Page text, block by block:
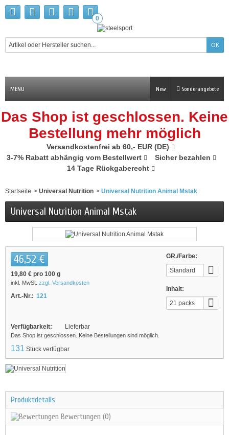
0
MENU Sonderangebote
New
Das Shop ist geschlossen. Keine
Bestellung mehr möglich
Versandkostenfrei ab 60,- EUR (DE)
3-7% Rabatt abhängig vom Bestellwert
Sicher bezahlen
14 Tage Rückgaberecht
Startseite > Universal Nutrition > Universal Nutrition Animal Mstak
Universal Nutrition Animal Mstak
GR./Farbe:
Standard
Inhalt:
21 packs
46,52 €
19,80 € pro 100 g
inkl. MwSt. zzgl. Versandkosten
Art.-Nr.: 121
Verfügbarkeit: Lieferbar
Das Shop ist geschlossen. Keine Bestellungen sind möglich.
131 Stück verfügbar
Produktdetails
Bewertungen (0)